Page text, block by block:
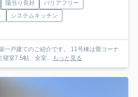
陽当り良好
バリアフリー
システムキッチン
ご紹介です。 11号棟は畳コーナ
寝室7.5帖、全室... もっと見る